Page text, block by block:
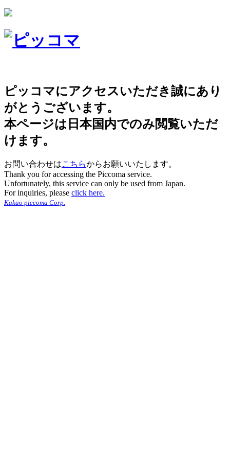
ピッコマにアクセスいただき誠にあり
がとうございます。
本ページは日本国内でのみ閲覧いただ
けます。
お問い合わせはこちらからお願いいたします。
Thank you for accessing the Piccoma service.
Unfortunately, this service can only be used from Japan.
For inquiries, please click here.
Kakao piccoma Corp.